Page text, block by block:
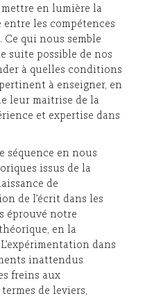
en lumière la
les compétences
Ce qui nous semble
suite possible de nos
à quelles conditions
à enseigner, en
leur maitrise de la
et expertise dans
séquence en nous
issus de la
de
de l’écrit dans les
éprouvé notre
en la
dans
inattendus
freins aux
de leviers,